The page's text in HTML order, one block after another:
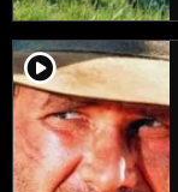
player2